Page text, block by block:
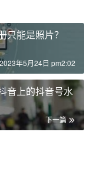
只能是照片？
2023年5月24日 pm2:02
音上的抖音号水
下一篇